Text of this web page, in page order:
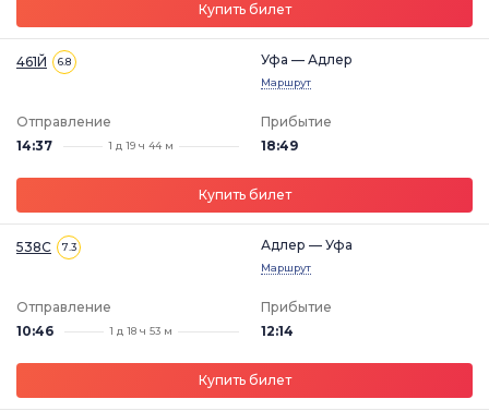
Купить билет
461Й 6.8 Уфа — Адлер
Маршрут
Отправление
14:37
1 д 19 ч 44 м
Прибытие
18:49
Купить билет
538С 7.3 Адлер — Уфа
Маршрут
Отправление
10:46
1 д 18 ч 53 м
Прибытие
12:14
Купить билет